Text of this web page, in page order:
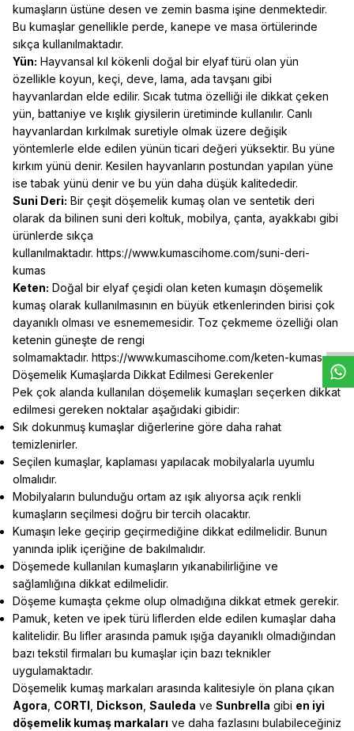
W
h
t
s
a
p
p
D
e
s
e
H
a
t
t
kumaşların üstüne desen ve zemin basma işine denmektedir.
Bu kumaşlar genellikle perde, kanepe ve masa örtülerinde
sıkça kullanılmaktadır.
Yün: Hayvansal kıl kökenli doğal bir elyaf türü olan yün
özellikle koyun, keçi, deve, lama, ada tavşanı gibi
hayvanlardan elde edilir. Sıcak tutma özelliği ile dikkat çeken
yün, battaniye ve kışlık giysilerin üretiminde kullanılır. Canlı
hayvanlardan kırkılmak suretiyle olmak üzere değişik
yöntemlerle elde edilen yünün ticari değeri yüksektir. Bu yüne
kırkım yünü denir. Kesilen hayvanların postundan yapılan yüne
ise tabak yünü denir ve bu yün daha düşük kalitededir.
Suni Deri: Bir çeşit döşemelik kumaş olan ve sentetik deri
olarak da bilinen suni deri koltuk, mobilya, çanta, ayakkabı gibi
ürünlerde sıkça
kullanılmaktadır. https://www.kumascihome.com/suni-deri-
kumas
Keten: Doğal bir elyaf çeşidi olan keten kumaşın döşemelik
kumaş olarak kullanılmasının en büyük etkenlerinden birisi çok
dayanıklı olması ve esnememesidir. Toz çekmeme özelliği olan
ketenin güneşte de rengi
solmamaktadır. https://www.kumascihome.com/keten-kumas
Döşemelik Kumaşlarda Dikkat Edilmesi Gerekenler
Pek çok alanda kullanılan döşemelik kumaşları seçerken dikkat
edilmesi gereken noktalar aşağıdaki gibidir:
Sık dokunmuş kumaşlar diğerlerine göre daha rahat
temizlenirler.
Seçilen kumaşlar, kaplaması yapılacak mobilyalarla uyumlu
olmalıdır.
Mobilyaların bulunduğu ortam az ışık alıyorsa açık renkli
kumaşların seçilmesi doğru bir tercih olacaktır.
Kumaşın leke geçirip geçirmediğine dikkat edilmelidir. Bunun
yanında iplik içeriğine de bakılmalıdır.
Döşemede kullanılan kumaşların yıkanabilirliğine ve
sağlamlığına dikkat edilmelidir.
Döşeme kumaşta çekme olup olmadığına dikkat etmek gerekir.
Pamuk, keten ve ipek türü liflerden elde edilen kumaşlar daha
kalitelidir. Bu lifler arasında pamuk ışığa dayanıklı olmadığından
bazı tekstil firmaları bu kumaşlar için bazı teknikler
uygulamaktadır.
Döşemelik kumaş markaları arasında kalitesiyle ön plana çıkan
Agora CORTI Dickson Sauleda ve Sunbrella gibi en iyi
döşemelik kumaş markaları ve daha fazlasını bulabileceğiniz